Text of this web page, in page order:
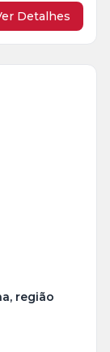
Detalhes
região